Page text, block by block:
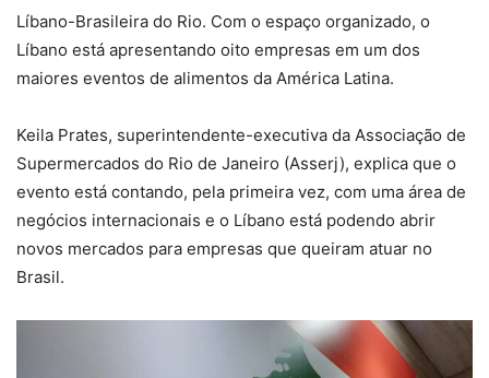
Líbano-Brasileira do Rio. Com o espaço organizado, o
Líbano está apresentando oito empresas em um dos
maiores eventos de alimentos da América Latina.
Keila Prates, superintendente-executiva da Associação de
Supermercados do Rio de Janeiro (Asserj), explica que o
evento está contando, pela primeira vez, com uma área de
negócios internacionais e o Líbano está podendo abrir
novos mercados para empresas que queiram atuar no
Brasil.